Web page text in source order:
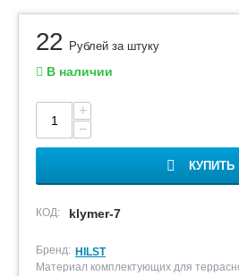
22 Рублей за штуку
В наличии
+
−
КУПИТЬ
КОД: klymer-7
Бренд: HILST
Материал комплектующих для